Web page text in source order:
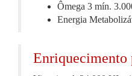
Ômega 3 mín.
Energia
Enriquecimento